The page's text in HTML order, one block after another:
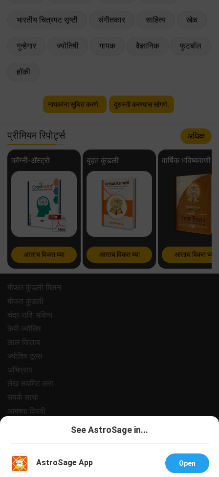
भारतीय चित्रपट सृष्टी संगीतकार साहित्य खेळ
गुन्हेगार ज्योतिषी गायक वैज्ञानिक फुटबॉल
हॉकी
नायकांना सूचित करणे. दुरुस्ती करण्यास सांगणे.
प्रीमियम रिपोर्ट्स अधिक
कॉग्नी-अ‍ॅस्ट्रो
आत्ताच विकत घ्या
बृहत कुंडली
आत्ताच विकत घ्या
वार्षिक भविष्यवाणी
आत्ताच विकत घ्या
मोफत कुंडली मिलन
मोफत कुंडली
चंद्र राशि भविष्य
केपी ज्योतिष
लाल किताब
ज्योतिष टूल्स
अभिप्राय
लेख सबमिट करा
संपर्क साधा
आमच्या विषयी
सपोर्ट
See AstroSage in...
AstroSage App Open